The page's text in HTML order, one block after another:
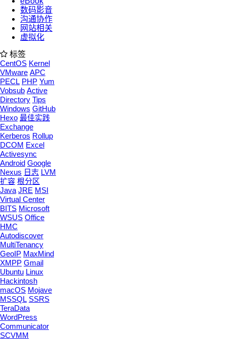
数码影音
沟通协作
网站相关
虚拟化
标签
CentOS Kernel
VMware APC
PECL PHP Yum
Vobsub Active
Directory Tips
Windows GitHub
Hexo 最佳实践
Exchange
Kerberos Rollup
DCOM Excel
Activesync
Android Google
Nexus 日志 LVM
扩容 根分区
Java JRE MSI
Virtual Center
BITS Microsoft
WSUS Office
HMC
Autodiscover
MultiTenancy
GeoIP MaxMind
XMPP Gmail
Ubuntu Linux
Hackintosh
macOS Mojave
MSSQL SSRS
TeraData
WordPress
Communicator
SCVMM